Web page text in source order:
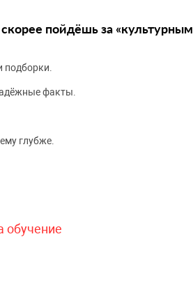
пойдёшь за «культурным
подборки.
факты.
глубже.
обучение